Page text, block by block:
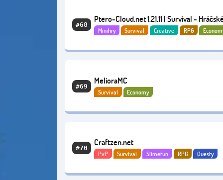
#68
Ptero-Cloud.net 1.21.11 | Survival -
Minihry Survival Creative RPG
#69
MelioraMC
Survival Economy
#70
Craftzen.net
PvP Survival Slimefun RPG
Questy